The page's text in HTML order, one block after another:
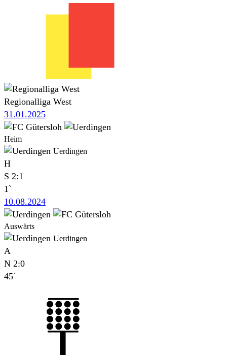
Regionalliga West
31.01.2025
Heim
Uerdingen
H
S 2:1
1`
10.08.2024
Auswärts
Uerdingen
A
N 2:0
45`